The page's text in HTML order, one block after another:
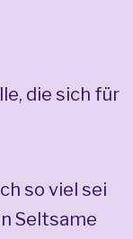
die sich für
so viel sei
Seltsame